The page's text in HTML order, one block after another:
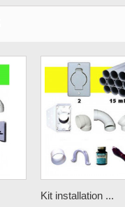
Kit installation ...